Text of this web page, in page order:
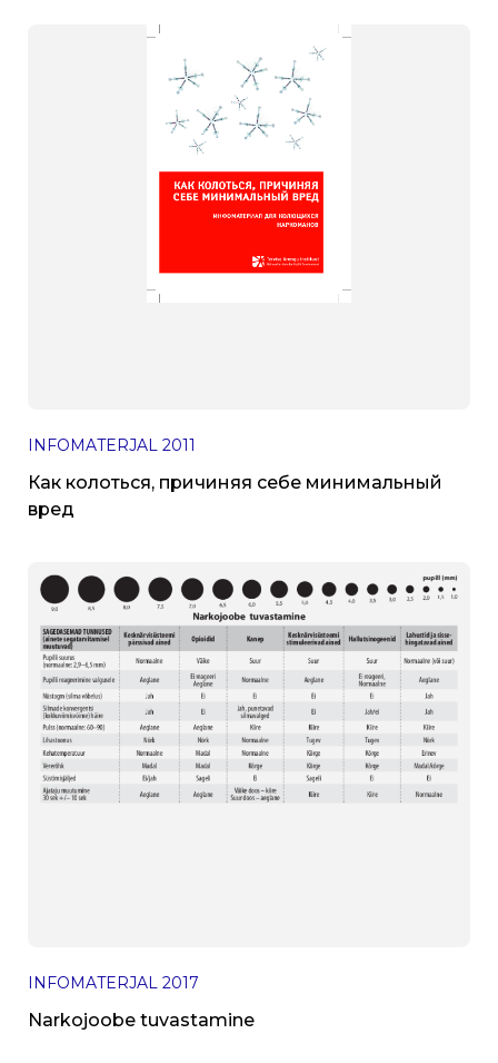
INFOMATERJAL 2011
Как колоться, причиняя себе минимальный
вред
INFOMATERJAL 2017
Narkojoobe tuvastamine